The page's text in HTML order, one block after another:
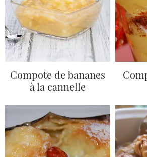
Compote de bananes
à la cannelle